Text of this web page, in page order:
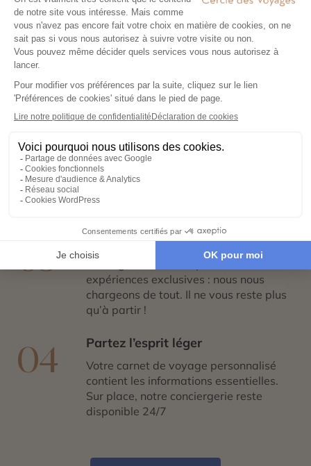
01 Exprimez vos envies
laissez libre cours à vos rêves de
voyage : inspirations, budget, période
idéale…
02 Co-construisez votre itinéraire
Échangez avec un conseiller-expert
03 Réservez en toute sérénité
Hébergements, transports, formalités,
expériences exclusives : nous nous
chargeons de tout. Il ne vous reste plus
qu’à partir !
04 Partez l’esprit léger
Votre carnet de voyage personnalisé
contient les informations essentielles.
Sur place, notre conciergerie reste
disponible 24/7